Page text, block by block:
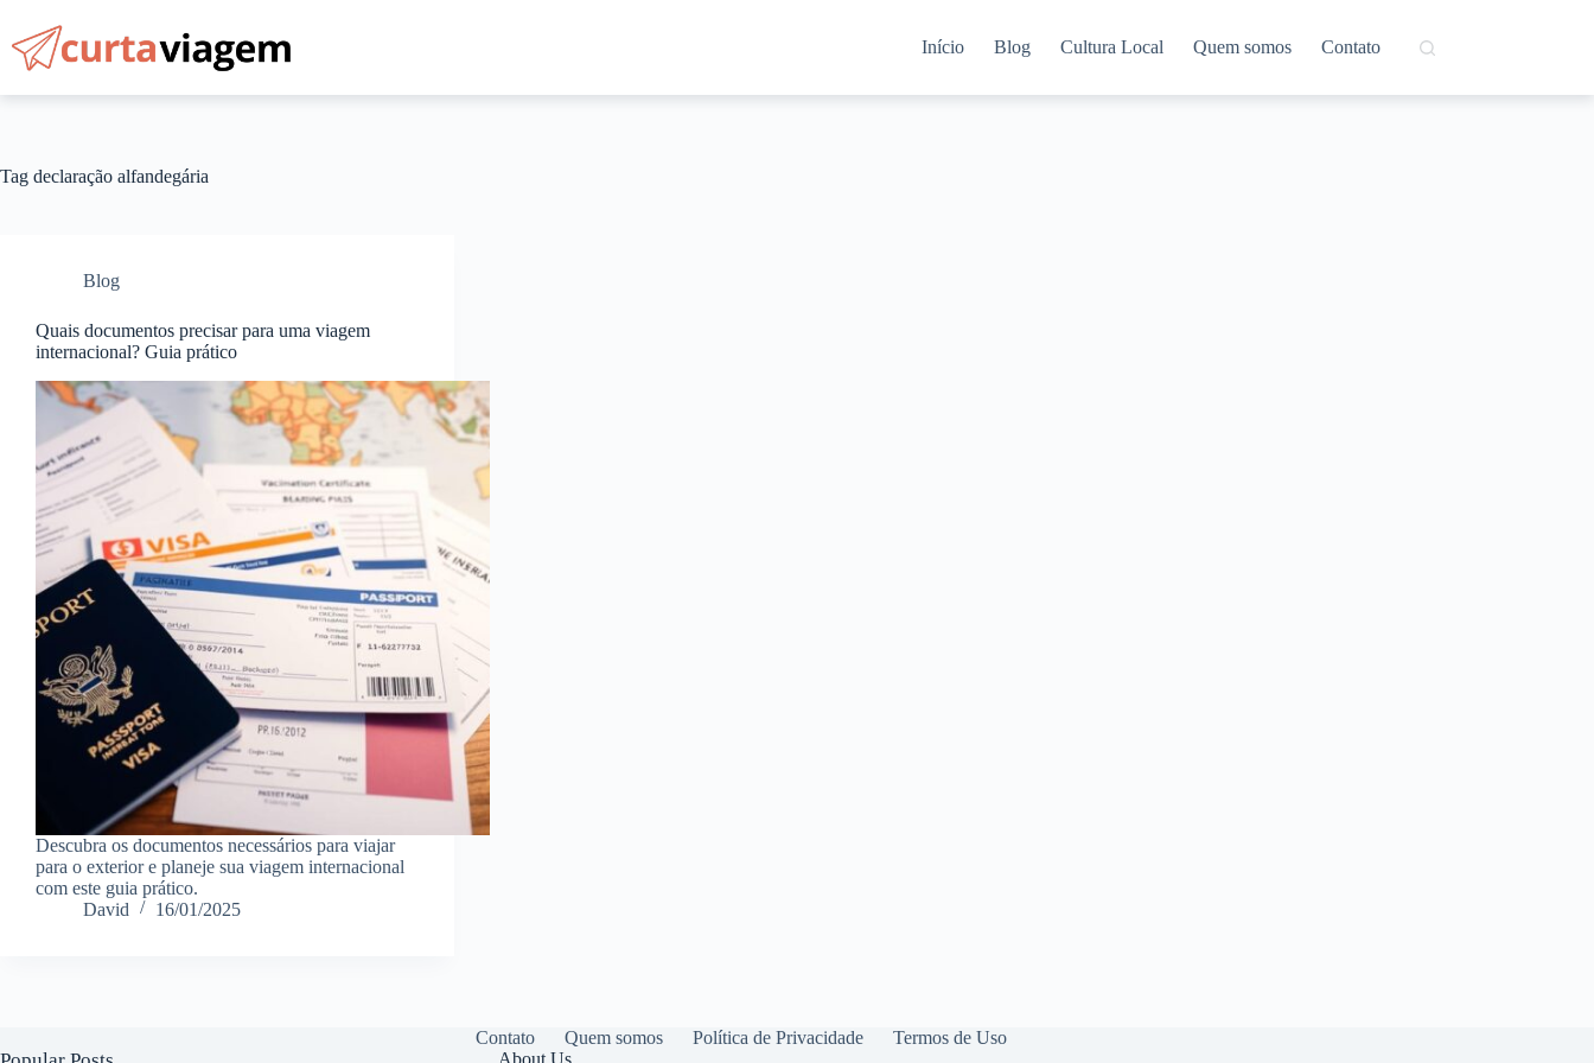
conteúdo
Início Blog Cultura Local Quem somos Contato
Tag declaração alfandegária
Blog
Quais documentos precisar para uma viagem
internacional? Guia prático
Descubra os documentos necessários para viajar
para o exterior e planeje sua viagem internacional
com este guia prático.
David
16/01/2025
Contato Quem somos Política de Privacidade Termos de Uso